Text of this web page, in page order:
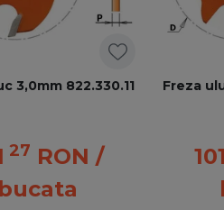
3,0mm 822.330.11
27 RON /
bucata
Freza
101